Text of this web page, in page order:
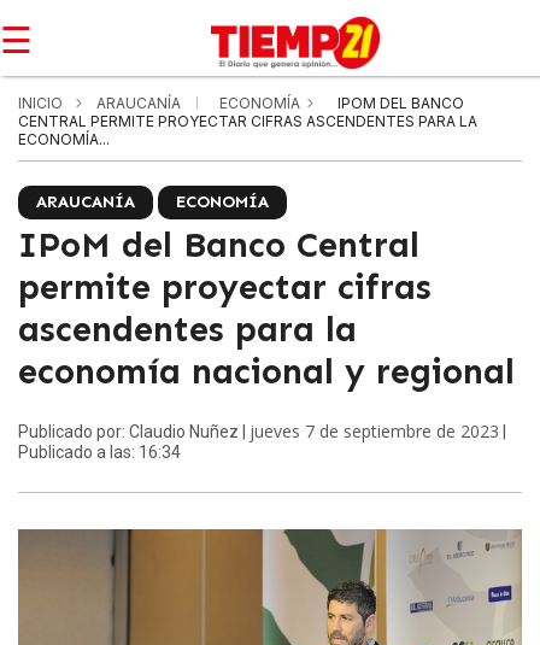
☰
INICIO ARAUCANÍA ECONOMÍA
IPOM DEL BANCO
CENTRAL PERMITE PROYECTAR CIFRAS ASCENDENTES PARA LA
ECONOMÍA...
ARAUCANÍA ECONOMÍA
IPoM del Banco Central
permite proyectar cifras
ascendentes para la
economía nacional y regional
Publicado por: Claudio Nuñez | jueves 7 de septiembre de 2023
Publicado a las: 16:34